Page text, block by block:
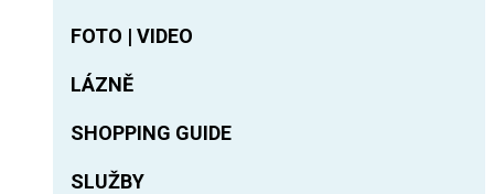
FOTO | VIDEO
LÁZNĚ
SHOPPING GUIDE
SLUŽBY